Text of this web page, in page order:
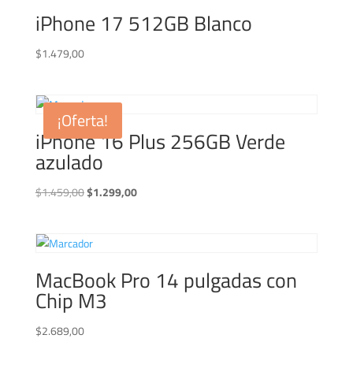
iPhone 17 512GB Blanco
$1.479,00
¡Oferta!
iPhone 16 Plus 256GB Verde
azulado
$1.459,00El
era:
$1.299,00El
MacBook Pro 14 pulgadas con
Chip M3
$2.689,00